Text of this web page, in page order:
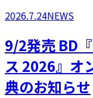
2026.7.24NEWS
9/2発売 BD
ス 2026』オ
典のお知らせ